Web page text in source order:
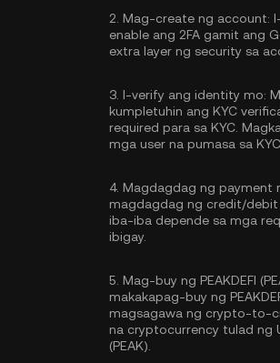
2. Mag-create ng account:
enable ang 2FA gamit ang
extra layer ng security sa
3. I-verify ang identity mo:
kumpletuhin ang KYC
required para sa KYC.
mga user na pumasa sa
4. Magdagdag ng payment
magdagdag ng credit/debit
iba-iba depende sa mga
ibigay.
5. Mag-buy ng PEAKDEFI
makakapag-buy ng
magsagawa ng crypto-to-
na cryptocurrency tulad ng
(PEAK).